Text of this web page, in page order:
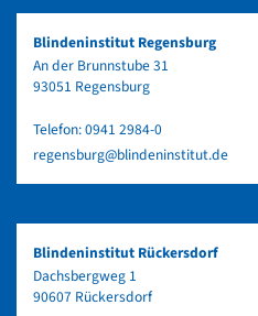
Blindeninstitut Regensburg
An der Brunnstube 31
93051 Regensburg
Telefon:0941 2984-0
regensburg@blindeninstitut.de
Blindeninstitut Rückersdorf
Dachsbergweg 1
90607 Rückersdorf